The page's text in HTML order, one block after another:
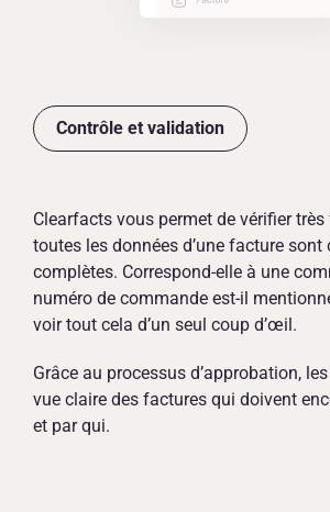
Contrôle et validation
Clearfacts vous permet de vérifier
toutes les données d’une facture sont
complètes. Correspond-elle à une
numéro de commande est-il
voir tout cela d’un seul coup d’œil.
Grâce au processus d’approbation,
vue claire des factures qui doivent
et par qui.